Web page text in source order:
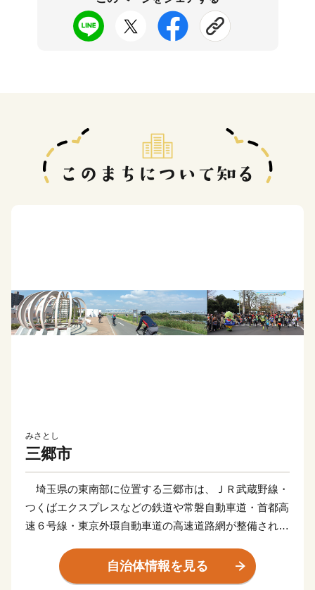
みさとし
三郷市
埼玉県の東南部に位置する三郷市は、ＪＲ武蔵野線・
つくばエクスプレスなどの鉄道や常磐自動車道・首都高
速６号線・東京外環自動車道の高速道路網が整備されて
郷インターチェンジ周辺の土地区画整理などにより、人
口増加と企業進出が進む一方で、豊かな自然に恵まれ、
自治体情報を見る